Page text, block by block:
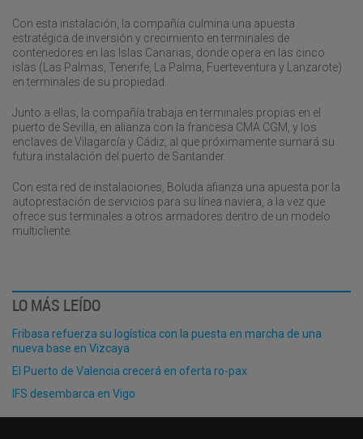
Con esta instalación, la compañía culmina una apuesta
estratégica de inversión y crecimiento en terminales de
contenedores en las Islas Canarias, donde opera en las cinco
islas (Las Palmas, Tenerife, La Palma, Fuerteventura y Lanzarote)
en terminales de su propiedad.
Junto a ellas, la compañía trabaja en terminales propias en el
puerto de Sevilla, en alianza con la francesa CMA CGM, y los
enclaves de Vilagarcía y Cádiz, al que próximamente sumará su
futura instalación del puerto de Santander.
Con esta red de instalaciones, Boluda afianza una apuesta por la
autoprestación de servicios para su línea naviera, a la vez que
ofrece sus terminales a otros armadores dentro de un modelo
multicliente.
LO MÁS LEÍDO
Fribasa refuerza su logística con la puesta en marcha de una
nueva base en Vizcaya
El Puerto de Valencia crecerá en oferta ro-pax
IFS desembarca en Vigo